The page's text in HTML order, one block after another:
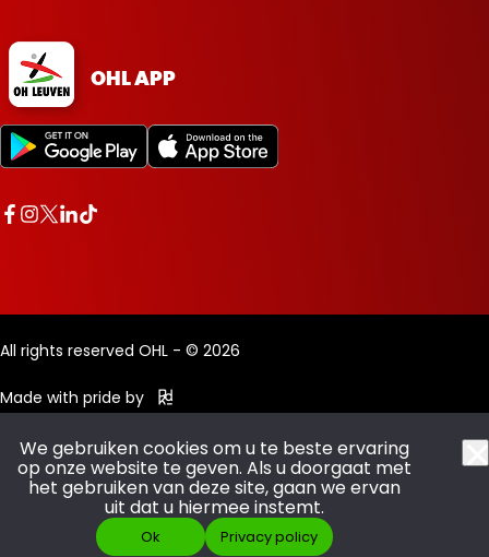
OHL APP
All rights reserved OHL - © 2026
Made with pride by
We gebruiken cookies om u te beste ervaring
op onze website te geven. Als u doorgaat met
het gebruiken van deze site, gaan we ervan
uit dat u hiermee instemt.
Ok Privacy policy